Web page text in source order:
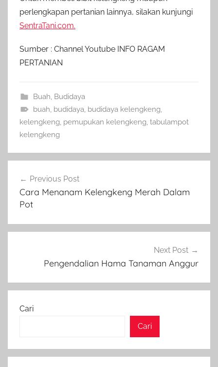
perlengkapan pertanian lainnya, silakan kunjungi
SentraTani.com.
Sumber : Channel Youtube INFO RAGAM
PERTANIAN
Buah, Budidaya
buah, budidaya, budidaya kelengkeng,
kelengkeng, pemupukan kelengkeng, tabulampot
kelengkeng
pos
Previous Post
Cara Menanam Kelengkeng Merah Dalam
Pot
Next Post
Pengendalian Hama Tanaman Anggur
Cari
Cari